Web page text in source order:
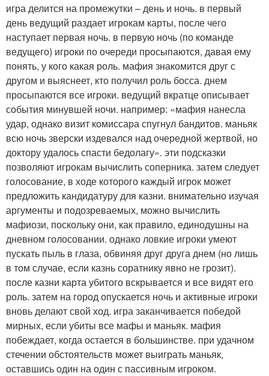
игра делится на промежутки – день и ночь. в первый
день ведущий раздает игрокам карты, после чего
наступает первая ночь. в первую ночь (по команде
ведущего) игроки по очереди просыпаются, давая ему
понять, у кого какая роль. мафия знакомится друг с
другом и выяснеет, кто получил роль босса. днем
просыпаются все игроки. ведущий вкратце описывает
события минувшей ночи. например: «мафия нанесла
удар, однако визит комиссара спугнул бандитов. маньяк
всю ночь зверски издевался над очередной жертвой, но
доктору удалось спасти бедолагу». эти подсказки
позволяют игрокам вычислить соперника. затем следует
голосование, в ходе которого каждый игрок может
предложить кандидатуру для казни. внимательно изучая
аргументы и подозреваемых, можно вычислить
мафиози, поскольку они, как правило, единодушны на
дневном голосовании. однако ловкие игроки умеют
пускать пыль в глаза, обвиняя друг друга днем (но лишь
в том случае, если казнь соратнику явно не грозит).
после казни карта убитого вскрывается и все видят его
роль. затем на город опускается ночь и активные игроки
вновь делают свой ход. игра заканчивается победой
мирных, если убиты все мафы и маньяк. мафия
побеждает, когда остается в большинстве. при удачном
стечении обстоятельств может выиграть маньяк,
оставшись один на один с пассивным игроком.